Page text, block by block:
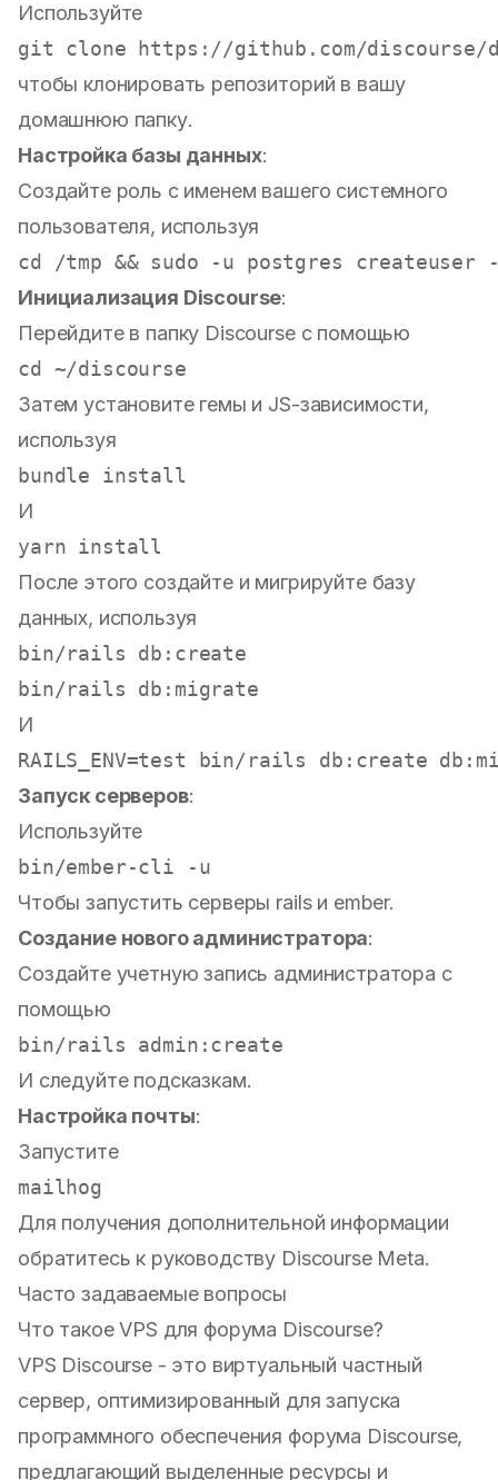
Используйте
чтобы клонировать репозиторий в вашу
домашнюю папку.
Настройка базы данных:
Создайте роль с именем вашего системного
пользователя, используя
Инициализация Discourse:
Перейдите в папку Discourse с помощью
Затем установите гемы и JS-зависимости,
используя
И
После этого создайте и мигрируйте базу
данных, используя
И
Запуск серверов:
Используйте
Чтобы запустить серверы rails и ember.
Создание нового администратора:
Создайте учетную запись администратора с
помощью
И следуйте подсказкам.
Настройка почты:
Запустите
Для получения дополнительной информации
обратитесь к руководству Discourse Meta.
Часто задаваемые вопросы
Что такое VPS для форума Discourse?
VPS Discourse - это виртуальный частный
сервер, оптимизированный для запуска
программного обеспечения форума Discourse,
предлагающий выделенные ресурсы и